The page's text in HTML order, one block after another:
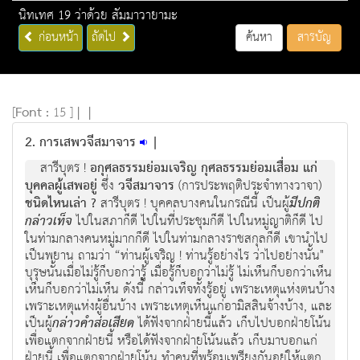
นิทเทศ 19 ว่าด้วย สัมมาวายามะ
ก่อนหน้า ถัดไป ค้นหา สารบัญ
[Font : 15 ] | |
2. การเสพวจีสมาจาร |
สารีบุตร !อกุศลธรรมย่อมเจริญ กุศลธรรมย่อมเสื่อม แก่
บุคคลผู้เสพอยู่ ซึ่ง วจีสมาจาร (การประพฤติประจำทางวาจา)
ชนิดไหนเล่า ? สารีบุตร ! บุคคลบางคนในกรณีนี้ เป็นผู้มีปกติ
กล่าวเท็จไปในสภาก็ดี ไปในที่ประชุมก็ดี ไปในหมู่ญาติก็ดี ไป
ในท่ามกลางคนหมู่มากก็ดี ไปในท่ามกลางราชสกุลก็ดี เขานำไป
เป็นพยาน ถามว่า “ท่านผู้เจริญ ! ท่านรู้อย่างไร ว่าไปอย่างนั้น"
บุรุษนั้นเมื่อไม่รู้ก็บอกว่ารู้ เมื่อรู้ก็บอกว่าไม่รู้ ไม่เห็นก็บอกว่าเห็น
เห็นก็บอกว่าไม่เห็น ดังนี้ กล่าวเท็จทั้งรู้อยู่ เพราะเหตุแห่งตนบ้าง
เพราะเหตุแห่งผู้อื่นบ้าง เพราะเหตุเห็นแก่อามิสสินจ้างบ้าง, และ
เป็นผู้กล่าวคำส่อเสียดได้ฟังจากฝ่ายนี้แล้ว เก็บไปบอกฝ่ายโน้น
เพื่อแตกจากฝ่ายนี้ หรือได้ฟังจากฝ่ายโน้นแล้ว เก็บมาบอกแก่